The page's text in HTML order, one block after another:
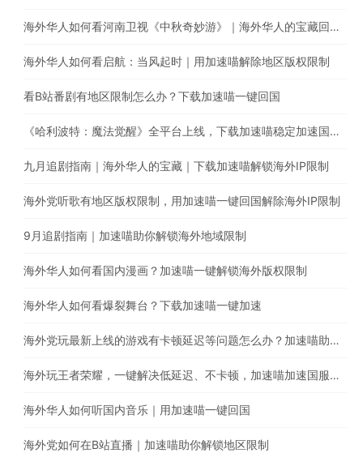
海外华人如何看河南卫视《中秋奇妙游》｜海外华人的宝藏回国加速器
海外华人如何看启航：当风起时｜用加速喵解除地区版权限制
看B站番剧有地区限制怎么办？下载加速喵一键回国
《哈利波特：魔法觉醒》全平台上线，下载加速喵稳定加速国内游戏
九月追剧指南｜海外华人的宝藏｜下载加速喵解锁海外IP限制
海外党听歌有地区版权限制，用加速喵一键回国解除海外IP限制
9月追剧指南｜加速喵助你解锁海外地域限制
海外华人如何看国内漫画？加速喵一键解锁海外版权限制
海外华人如何看爆裂舞台？下载加速喵一键加速
海外党玩最新上线的游戏有卡顿延迟等问题怎么办？加速喵助你一键回国提高游戏体验
海外玩王者荣耀，一键解决低延迟、不卡顿，加速喵加速国服游戏带你上王者
海外华人如何听国内音乐｜用加速喵一键回国
海外党如何在B站直播｜加速喵助你解锁地区限制